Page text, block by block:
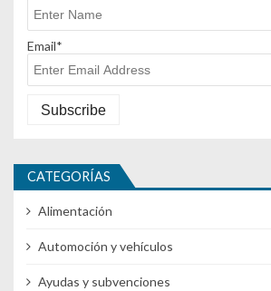
Email*
CATEGORÍAS
Alimentación
Automoción y vehículos
Ayudas y subvenciones